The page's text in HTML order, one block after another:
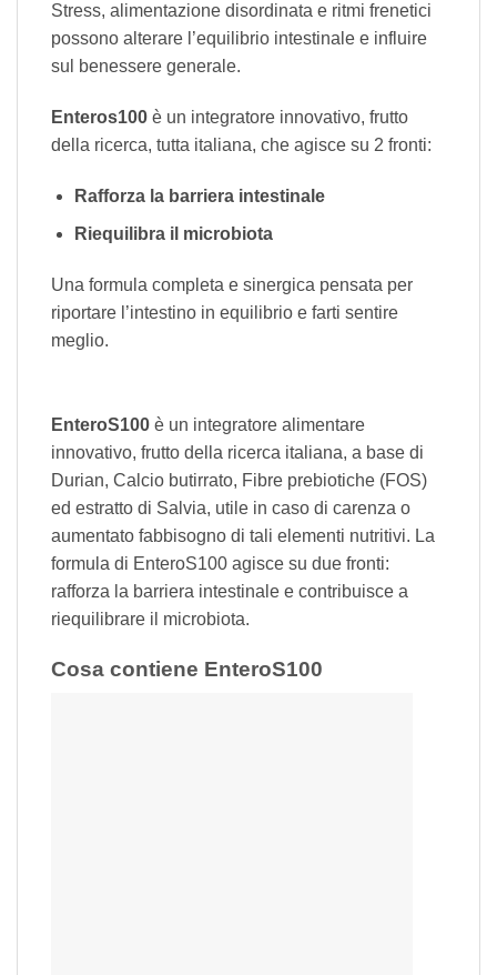
Stress, alimentazione disordinata e ritmi frenetici
possono alterare l’equilibrio intestinale e influire
sul benessere generale.
Enteros100 è un integratore innovativo, frutto
della ricerca, tutta italiana, che agisce su 2 fronti:
Rafforza la barriera intestinale
Riequilibra il microbiota
Una formula completa e sinergica pensata per
riportare l’intestino in equilibrio e farti sentire
meglio.
EnteroS100 è un integratore alimentare
innovativo, frutto della ricerca italiana, a base di
Durian, Calcio butirrato, Fibre prebiotiche (FOS)
ed estratto di Salvia, utile in caso di carenza o
aumentato fabbisogno di tali elementi nutritivi. La
formula di EnteroS100 agisce su due fronti:
rafforza la barriera intestinale e contribuisce a
riequilibrare il microbiota.
Cosa contiene EnteroS100